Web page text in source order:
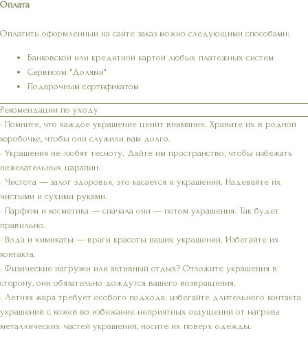
Оплата
Оплатить оформленный на сайте заказ можно следующими способами:
Банковской или кредитной картой любых платежных систем
Сервисом "Долями"
Подарочным сертификатом
Рекомендации по уходу
• Помните, что каждое украшение ценит внимание. Храните их в родной
коробочке, чтобы они служили вам долго.
• Украшения не любят тесноту. Дайте им пространство, чтобы избежать
нежелательных царапин.
• Чистота — залог здоровья, это касается и украшений. Надевайте их
чистыми и сухими руками.
• Парфюм и косметика — сначала они — потом украшения. Так будет
правильно.
• Вода и химикаты — враги красоты ваших украшений. Избегайте их
контакта.
• Физические нагрузки или активный отдых? Отложите украшения в
сторону, они обязательно дождутся вашего возвращения.
• Летняя жара требует особого подхода: избегайте длительного контакта
украшений с кожей во избежание неприятных ощущений от нагрева
металлических частей украшений, носите их поверх одежды.